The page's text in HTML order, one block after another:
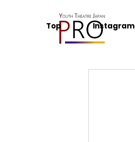
Top Instagram